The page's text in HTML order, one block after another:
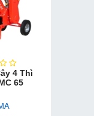
4 Thì
65